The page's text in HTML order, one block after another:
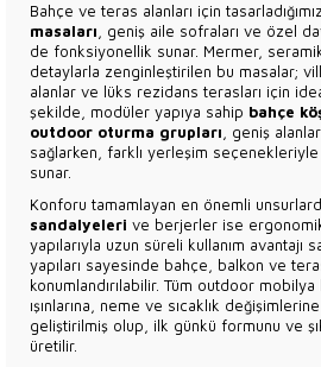
Bahçe ve teras alanları için tasarladığımız
masaları , geniş aile sofraları ve özel
de fonksiyonellik sunar. Mermer,
detaylarla zenginleştirilen bu masalar;
alanlar ve lüks rezidans terasları için
şekilde, modüler yapıya sahip bahçe
outdoor oturma grupları , geniş
sağlarken, farklı yerleşim
sunar.
Konforu tamamlayan en önemli
sandalyeleri ve berjerler ise ergonomik
yapılarıyla uzun süreli kullanım avantajı
yapıları sayesinde bahçe, balkon ve
konumlandırılabilir. Tüm outdoor
ışınlarına, neme ve sıcaklık
geliştirilmiş olup, ilk günkü formunu ve
üretilir.